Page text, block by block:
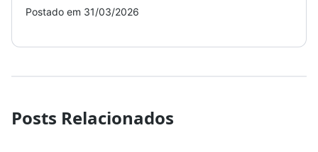
Postado em 31/03/2026
Posts Relacionados